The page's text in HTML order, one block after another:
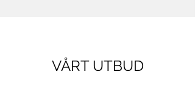
VÅRT UTBUD